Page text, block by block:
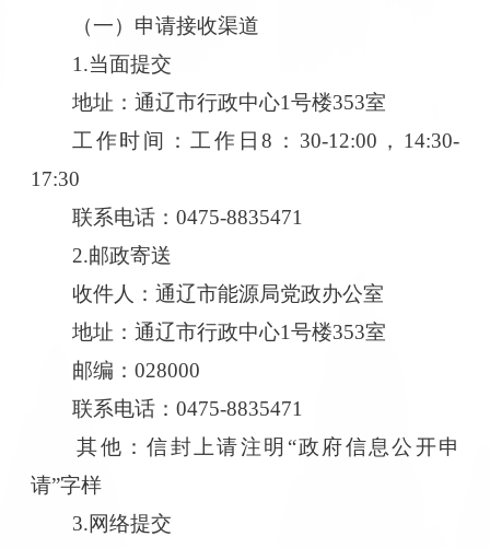
（一）申请接收渠道
1.当面提交
地址：通辽市行政中心1号楼353室
工作时间：工作日8：30-12:00，14:30-
17:30
联系电话：0475-8835471
2.邮政寄送
收件人：通辽市能源局党政办公室
地址：通辽市行政中心1号楼353室
邮编：028000
联系电话：0475-8835471
其他：信封上请注明“政府信息公开申
请”字样
3.网络提交